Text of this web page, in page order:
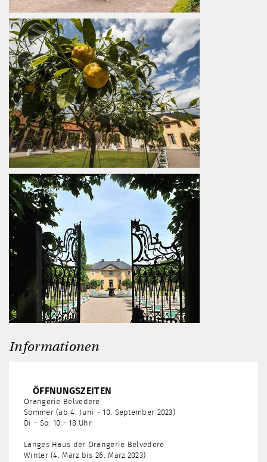
Informationen
ÖFFNUNGSZEITEN
Orangerie Belvedere
Sommer (ab 4. Juni - 10. September 2023)
Di - So: 10 - 18 Uhr
Langes Haus der Orangerie Belvedere
Winter (4. März bis 26. März 2023)